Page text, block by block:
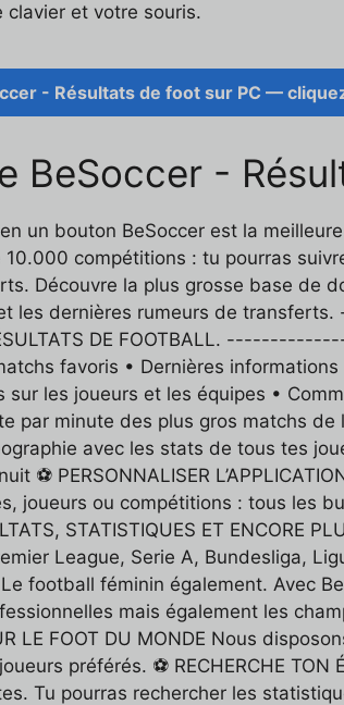
clavier et votre souris.
- Résultats de foot sur PC —
BeSoccer -
un bouton BeSoccer est la
10.000 compétitions : tu pourras
Découvre la plus grosse base de
les dernières rumeurs de
DE FOOTBALL.
favoris • Dernières
sur les joueurs et les équipes •
par minute des plus gros matchs
avec les stats de tous tes
⚽ PERSONNALISER
joueurs ou compétitions : tous les
STATISTIQUES ET
League, Serie A, Bundesliga,
football féminin également. Avec
mais également les
LE FOOT DU MONDE Nous
préférés. ⚽ RECHERCHE TON
Tu pourras rechercher les